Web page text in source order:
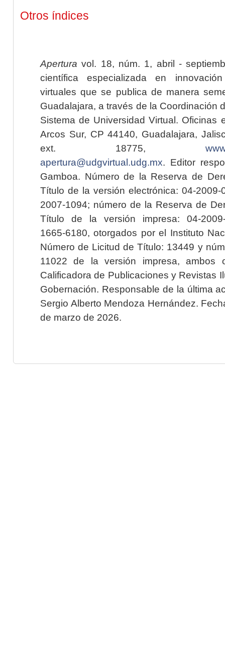
Otros índices
Apertura vol. 18, núm. 1, abril -
científica especializada en
virtuales que se publica de manera
Guadalajara, a través de la Coordinación
Sistema de Universidad Virtual. Oficinas
Arcos Sur, CP 44140, Guadalajara,
ext. 18775,
apertura@udgvirtual.udg.mx. Editor
Gamboa. Número de la Reserva de
Título de la versión electrónica: 04-2009-
2007-1094; número de la Reserva de
Título de la versión impresa: 04-2009-
1665-6180, otorgados por el Instituto
Número de Licitud de Título: 13449 y
11022 de la versión impresa, ambos
Calificadora de Publicaciones y Revistas
Gobernación. Responsable de la última
Sergio Alberto Mendoza Hernández.
de marzo de 2026.